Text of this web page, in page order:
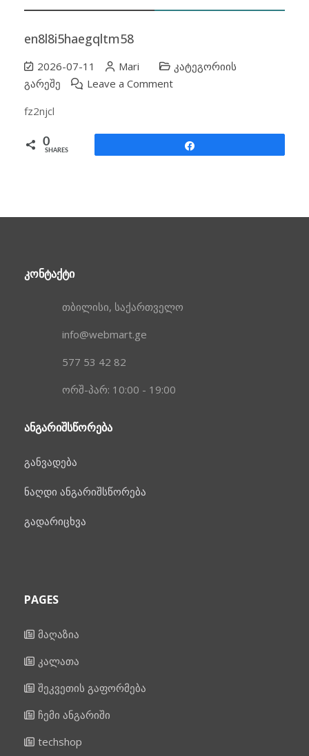
en8l8i5haegqltm58
2026-07-11 Mari
კატეგორიის
გარეშე
Leave a Commenton
fz2njcl
0
SHARES
ᲙᲝᲜᲢᲐᲥᲢᲘ
თბილისი, საქართველო
info@webmart.ge
577 53 42 82
ორშ-პარ: 10:00 - 19:00
ᲐᲜᲒᲐᲠᲘᲨᲡᲬᲝᲠᲔᲑᲐ
განვადება
ნაღდი ანგარიშსწორება
გადარიცხვა
PAGES
მაღაზია
კალათა
შეკვეთის გაფორმება
ჩემი ანგარიში
techshop